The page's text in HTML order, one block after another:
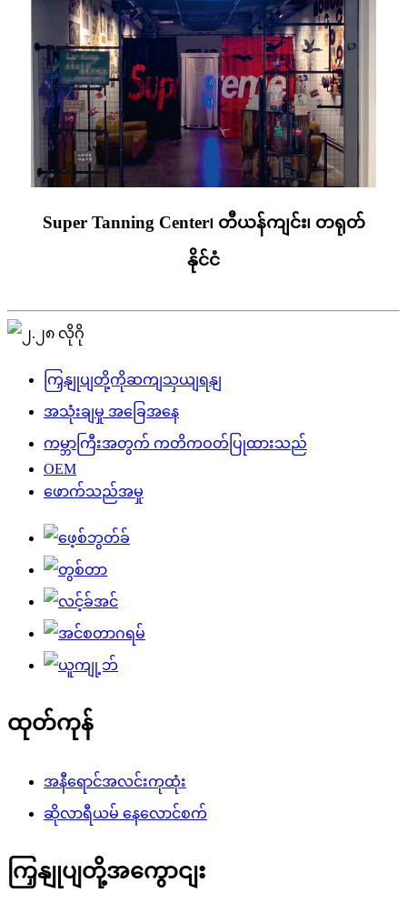
Super Tanning Center၊ တီယန်ကျင်း၊ တရုတ်
နိုင်ငံ
ကြှနျုပျတို့ကိုဆကျသှယျရနျ
အသုံးချမှု အခြေအနေ
ကမ္ဘာကြီးအတွက် ကတိကဝတ်ပြုထားသည်
OEM
ဖောက်သည်အမှု
ထုတ်ကုန်
အနီရောင်အလင်းကုထုံး
ဆိုလာရီယမ် နေလောင်စက်
ကြှနျုပျတို့အကွောငျး